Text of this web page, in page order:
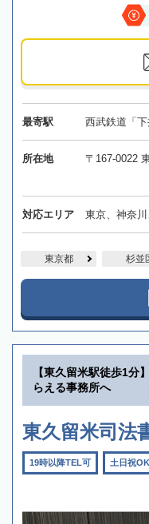
最寄駅 西武鉄道「
所在地 〒167-0022
対応エリア 東京、神奈
東京都 杉並
【東久留米駅徒歩1分
らえる事務所へ
東久留米司法
19時以降TEL可 土日祝OK